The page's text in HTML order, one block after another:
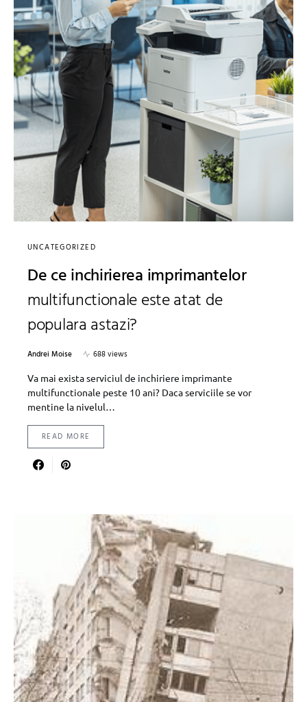
UNCATEGORIZED
De ce inchirierea imprimantelor
multifunctionale este atat de
populara astazi?
Andrei Moise
688 views
Va mai exista serviciul de inchiriere imprimante
multifunctionale peste 10 ani? Daca serviciile se vor
mentine la nivelul…
READ MORE